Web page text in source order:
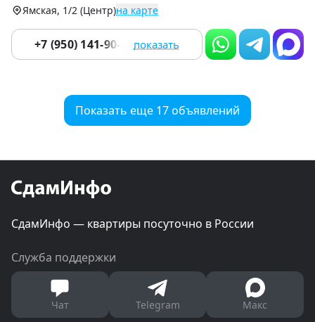
Ямская, 1/2 (Центр)на карте
+7 (950) 141-90-00 показать
Показать еще 17 объявлений
СдамИнфо — квартиры посуточно в России
Служба поддержки
Чат Telegram Макс